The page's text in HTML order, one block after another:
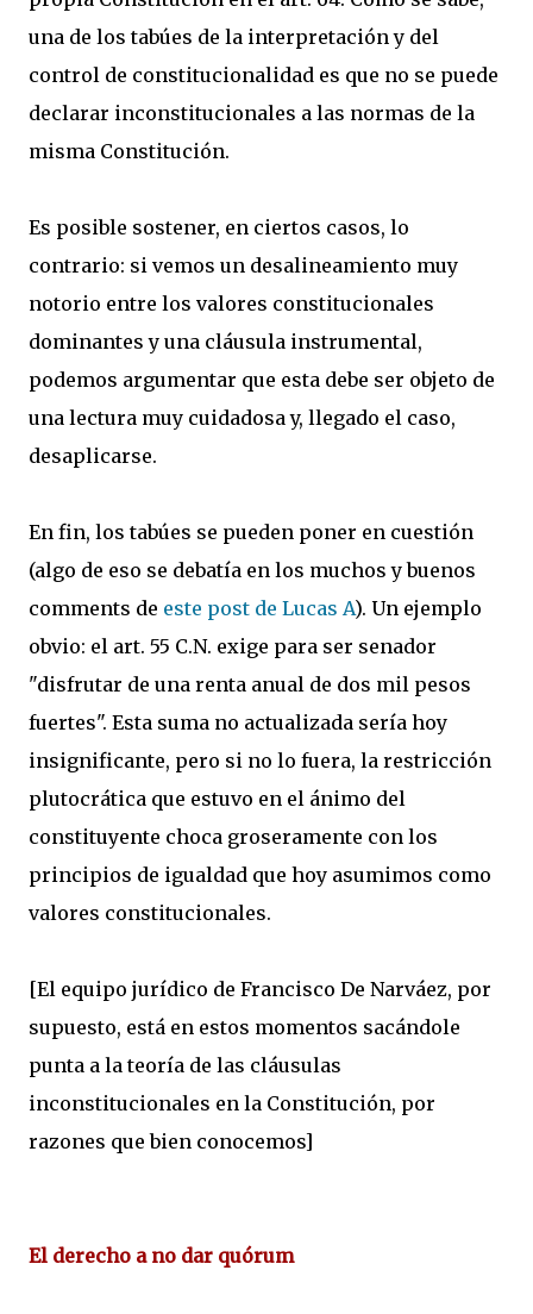
una de los tabúes de la interpretación y del
control de constitucionalidad es que no se puede
declarar inconstitucionales a las normas de la
misma Constitución.
Es posible sostener, en ciertos casos, lo
contrario: si vemos un desalineamiento muy
notorio entre los valores constitucionales
dominantes y una cláusula instrumental,
podemos argumentar que esta debe ser objeto de
una lectura muy cuidadosa y, llegado el caso,
desaplicarse.
En fin, los tabúes se pueden poner en cuestión
(algo de eso se debatía en los muchos y buenos
comments de este post de Lucas A). Un ejemplo
obvio: el art. 55 C.N. exige para ser senador
"disfrutar de una renta anual de dos mil pesos
fuertes". Esta suma no actualizada sería hoy
insignificante, pero si no lo fuera, la restricción
plutocrática que estuvo en el ánimo del
constituyente choca groseramente con los
principios de igualdad que hoy asumimos como
valores constitucionales.
[El equipo jurídico de Francisco De Narváez, por
supuesto, está en estos momentos sacándole
punta a la teoría de las cláusulas
inconstitucionales en la Constitución, por
razones que bien conocemos]
El derecho a no dar quórum